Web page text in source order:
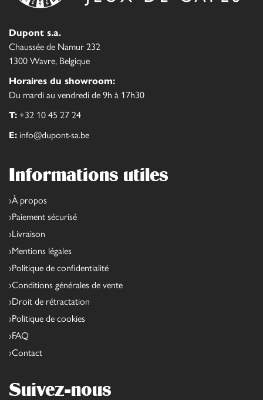
Dupont s.a.
Chaussée de Namur 232
1300 Wavre, Belgique
Horaires du showroom:
Du mardi au vendredi de 9h à 17h30
T: +32 10 45 27 24
E: info@dupont-sa.be
Informations utiles
À propos
Paiement sécurisé
Livraison
Mentions légales
Politique de confidentialité
Conditions générales de vente
Droit de rétractation
Politique de cookies
FAQ
Contact
Suivez-nous